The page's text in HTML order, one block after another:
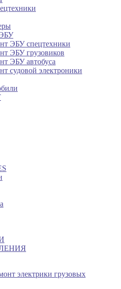
ЭБУ спецтехники
ЭБУ грузовиков
ЭБУ автобуса
судовой электроники
электрики грузовых